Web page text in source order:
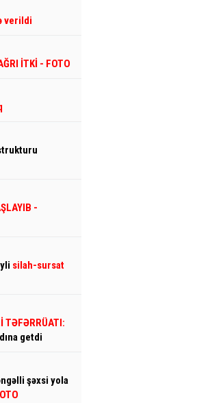
verildi
İTKİ - FOTO
-
silah-sursat
TƏFƏRRÜATI:
getdi
şəxsi yola